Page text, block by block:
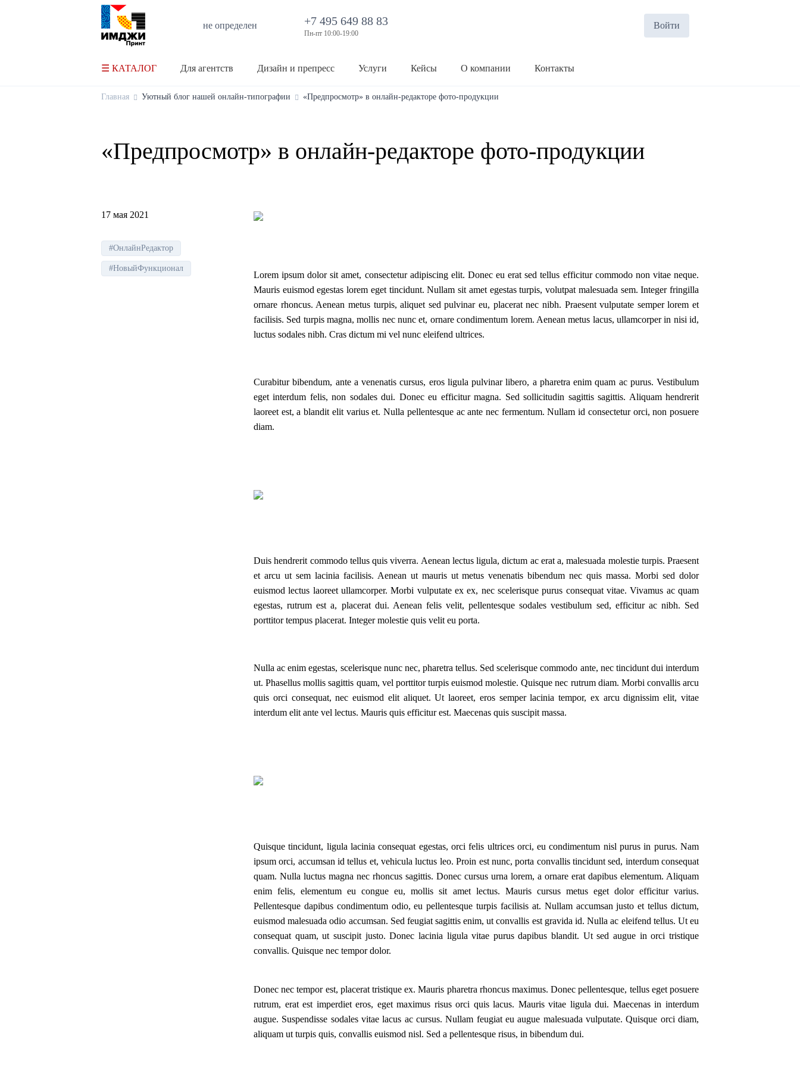
не определен +7 495 649 88 83
Пн-пт 10:00-19:00
Войти
☰ КАТАЛОГ Для агентств Дизайн и препресс Услуги Кейсы О компании Контакты
Главная Уютный блог нашей онлайн-типографии «Предпросмотр» в онлайн-редакторе фото-продукции
«Предпросмотр» в онлайн-редакторе фото-продукции
17 мая 2021
#ОнлайнРедактор
#НовыйФункционал
Lorem ipsum dolor sit amet, consectetur adipiscing elit. Donec eu erat sed tellus efficitur commodo non vitae neque.
Mauris euismod egestas lorem eget tincidunt. Nullam sit amet egestas turpis, volutpat malesuada sem. Integer fringilla
ornare rhoncus. Aenean metus turpis, aliquet sed pulvinar eu, placerat nec nibh. Praesent vulputate semper lorem et
facilisis. Sed turpis magna, mollis nec nunc et, ornare condimentum lorem. Aenean metus lacus, ullamcorper in nisi id,
luctus sodales nibh. Cras dictum mi vel nunc eleifend ultrices.
Curabitur bibendum, ante a venenatis cursus, eros ligula pulvinar libero, a pharetra enim quam ac purus. Vestibulum
eget interdum felis, non sodales dui. Donec eu efficitur magna. Sed sollicitudin sagittis sagittis. Aliquam hendrerit
laoreet est, a blandit elit varius et. Nulla pellentesque ac ante nec fermentum. Nullam id consectetur orci, non posuere
diam.
Duis hendrerit commodo tellus quis viverra. Aenean lectus ligula, dictum ac erat a, malesuada molestie turpis. Praesent
et arcu ut sem lacinia facilisis. Aenean ut mauris ut metus venenatis bibendum nec quis massa. Morbi sed dolor
euismod lectus laoreet ullamcorper. Morbi vulputate ex ex, nec scelerisque purus consequat vitae. Vivamus ac quam
egestas, rutrum est a, placerat dui. Aenean felis velit, pellentesque sodales vestibulum sed, efficitur ac nibh. Sed
porttitor tempus placerat. Integer molestie quis velit eu porta.
Nulla ac enim egestas, scelerisque nunc nec, pharetra tellus. Sed scelerisque commodo ante, nec tincidunt dui interdum
ut. Phasellus mollis sagittis quam, vel porttitor turpis euismod molestie. Quisque nec rutrum diam. Morbi convallis arcu
quis orci consequat, nec euismod elit aliquet. Ut laoreet, eros semper lacinia tempor, ex arcu dignissim elit, vitae
interdum elit ante vel lectus. Mauris quis efficitur est. Maecenas quis suscipit massa.
Quisque tincidunt, ligula lacinia consequat egestas, orci felis ultrices orci, eu condimentum nisl purus in purus. Nam
ipsum orci, accumsan id tellus et, vehicula luctus leo. Proin est nunc, porta convallis tincidunt sed, interdum consequat
quam. Nulla luctus magna nec rhoncus sagittis. Donec cursus urna lorem, a ornare erat dapibus elementum. Aliquam
enim felis, elementum eu congue eu, mollis sit amet lectus. Mauris cursus metus eget dolor efficitur varius.
Pellentesque dapibus condimentum odio, eu pellentesque turpis facilisis at. Nullam accumsan justo et tellus dictum,
euismod malesuada odio accumsan. Sed feugiat sagittis enim, ut convallis est gravida id. Nulla ac eleifend tellus. Ut eu
consequat quam, ut suscipit justo. Donec lacinia ligula vitae purus dapibus blandit. Ut sed augue in orci tristique
convallis. Quisque nec tempor dolor.
Donec nec tempor est, placerat tristique ex. Mauris pharetra rhoncus maximus. Donec pellentesque, tellus eget posuere
rutrum, erat est imperdiet eros, eget maximus risus orci quis lacus. Mauris vitae ligula dui. Maecenas in interdum
augue. Suspendisse sodales vitae lacus ac cursus. Nullam feugiat eu augue malesuada vulputate. Quisque orci diam,
aliquam ut turpis quis, convallis euismod nisl. Sed a pellentesque risus, in bibendum dui.